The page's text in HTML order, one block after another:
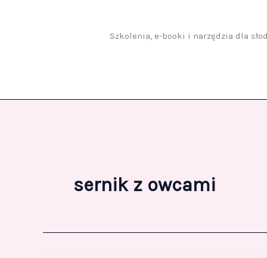
Szkolenia, e-booki i narzędzia dla
sernik z owcami